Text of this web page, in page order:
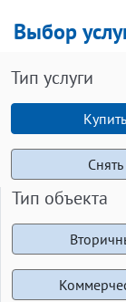
Выбор
Тип услуги
Купить
Снять
Тип объекта